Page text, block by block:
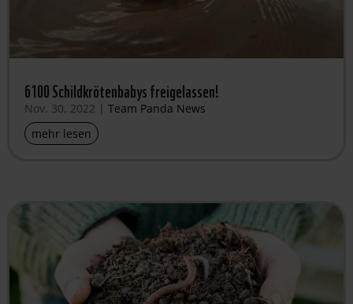
6100 Schildkrötenbabys freigelassen!
Nov. 30, 2022 | Team Panda News
mehr lesen